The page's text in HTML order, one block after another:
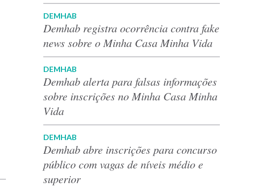
DEMHAB
Demhab registra ocorrência contra fake
news sobre o Minha Casa Minha Vida
DEMHAB
Demhab alerta para falsas informações
sobre inscrições no Minha Casa Minha
Vida
DEMHAB
Demhab abre inscrições para concurso
público com vagas de níveis médio e
superior